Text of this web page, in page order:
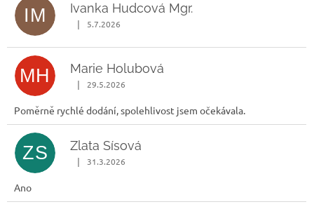
IM Ivanka Hudcová Mgr.
Hodnocení obchodu je 5 z 5 hvězdiček.
| 5.7.2026
MH Marie Holubová
Hodnocení obchodu je 5 z 5 hvězdiček.
| 29.5.2026
Poměrně rychlé dodání, spolehlivost jsem očekávala.
ZS Zlata Sísová
Hodnocení obchodu je 5 z 5 hvězdiček.
| 31.3.2026
Ano